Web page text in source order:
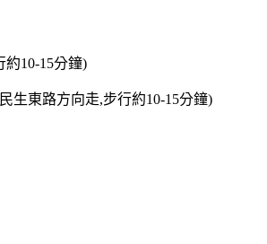
約10-15分鐘)
生東路方向走,步行約10-15分鐘)